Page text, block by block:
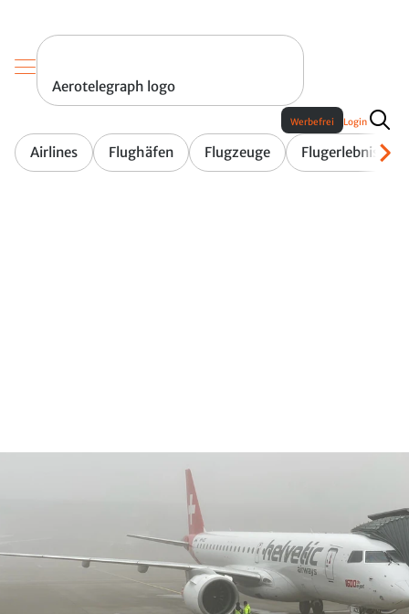
Aerotelegraph logo
Airlines Flughäfen Flugzeuge Flugerlebnis
Werbefrei Login